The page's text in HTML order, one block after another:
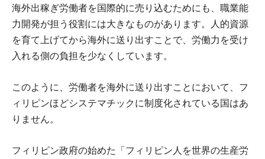
海外出稼ぎ労働者を国際的に売り込むためにも、職業能
力開発が担う役割には大きなものがあります。人的資源
を育て上げてから海外に送り出すことで、労働力を受け
入れる側の負担を少なくしています。
このように、労働者を海外に送り出すことにおいて、フ
ィリピンほどシステマチックに制度化されている国はあ
りません。
フィリピン政府の始めた「フィリピン人を世界の生産労